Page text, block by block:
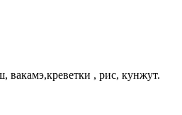
вакамэ,креветки , рис, кунжут.